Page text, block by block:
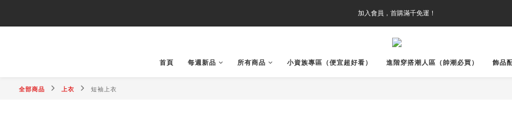
加入會員，首購滿千免運！
首頁 每週新品 所有商品 小資族專區（便宜超好看） 進階穿搭潮人區（帥潮必買） 飾品
全部商品 上衣 短袖上衣